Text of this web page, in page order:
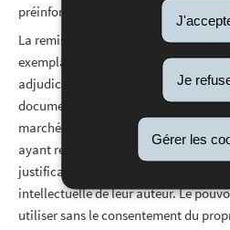
Je
Gérer les
préinformation ou en cas d’urgence.
La remise d’un exemplaire du cahier
exemplaire du bordereau de
adjudicateur est gratuite. Si les autres
documenst sont payants, leur prix
marché. Les frais sont toutefois
ayant remis en temps utile une offre
justificatifs, les dessins et variantes
intellectuelle de leur auteur. Le
utiliser sans le consentement du